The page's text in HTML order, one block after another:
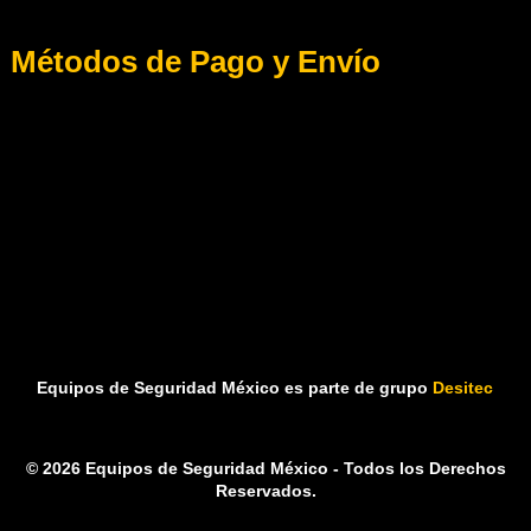
Métodos de Pago y Envío
Equipos de Seguridad México es parte de grupo Desitec
© 2026 Equipos de Seguridad México - Todos los Derechos
Reservados.